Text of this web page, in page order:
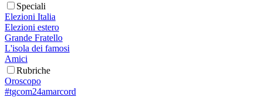
Speciali
Elezioni Italia
Elezioni estero
Grande Fratello
L'isola dei famosi
Amici
Rubriche
Oroscopo
#tgcom24amarcord